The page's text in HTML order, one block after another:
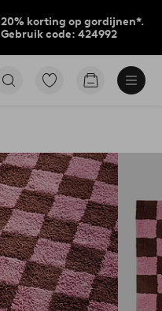
20% korting op gordijnen*.
Gebruik code: 424992
Ga
Go